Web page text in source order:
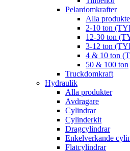
Pelardomkrafter
Alla
2-10 ton
12-30 ton
3-12 ton
4 & 10 ton
50 & 100 ton
Truckdomkraft
Hydraulik
Alla produkter
Avdragare
Cylindrar
Cylinderkit
Dragcylindrar
Enkelverkande
Flatcylindrar